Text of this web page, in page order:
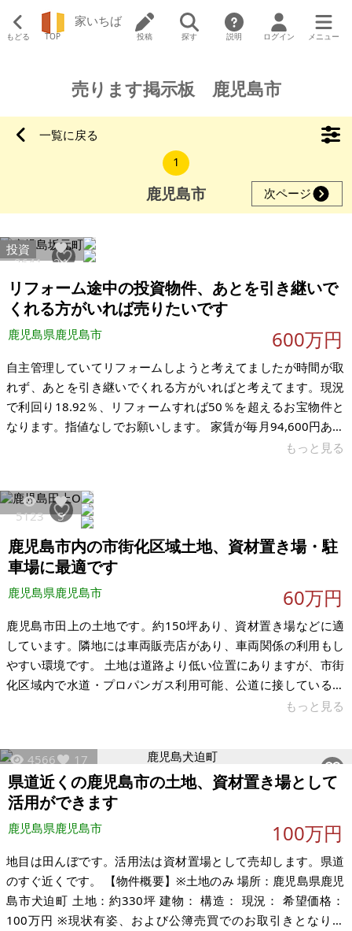
もどる TOP
家いちば
投稿 探す 説明 ログイン メニュー
売ります掲示板 鹿児島市
一覧に戻る
1
鹿児島市 次ページ
2641 24
投資
リフォーム途中の投資物件、あとを引き継いで
くれる方がいれば売りたいです
鹿児島県鹿児島市 600万円
自主管理していてリフォームしようと考えてましたが時間が取
れず、あとを引き継いでくれる方がいればと考えてます。現況
で利回り18.92％、リフォームすれば50％を超えるお宝物件と
なります。指値なしでお願いします。 家賃が毎月94,600円あり
ます。10部屋中3部屋入居中で当分は退去の予定はありませ
8分。周辺は最近も新築が建つような便利な地域で、閑静な住宅
街です。駐車場は10台分あります。階段や屋根などリフォーム
必要です。駐車場10台分あり、更地で1,500万円くらいの土地
です。
もっと見る
5123 5
鹿児島市内の市街化区域土地、資材置き場・駐
車場に最適です
鹿児島県鹿児島市 60万円
鹿児島市田上の土地です。約150坪あり、資材置き場などに適
しています。隣地には車両販売店があり、車両関係の利用もし
やすい環境です。 土地は道路より低い位置にありますが、市街
化区域内で水道・プロパンガス利用可能、公道に接しているた
め住宅利用も可能です。境界未確定・現況渡しとなりますの
533.00㎡ 建物：なし 構造： 現況：草木繁茂 希望価格：60万円
（相談に応じます） ※現状有姿、および公簿売買でのお取引き
となります。
もっと見る
4566 17
県道近くの鹿児島市の土地、資材置き場として
活用ができます
鹿児島県鹿児島市 100万円
地目は田んぼです。活用法は資材置場として売却します。県道
のすぐ近くです。 【物件概要】※土地のみ 場所：鹿児島県鹿児
島市犬迫町 土地：約330坪 建物： 構造： 現況： 希望価格：
100万円 ※現状有姿、および公簿売買でのお取引きとなりま